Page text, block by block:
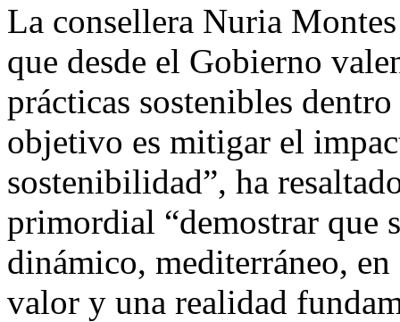
La consellera Nuria
que desde el Gobierno
prácticas sostenibles
objetivo es mitigar el
sostenibilidad”, ha
primordial “demostrar que
dinámico, mediterráneo,
valor y una realidad